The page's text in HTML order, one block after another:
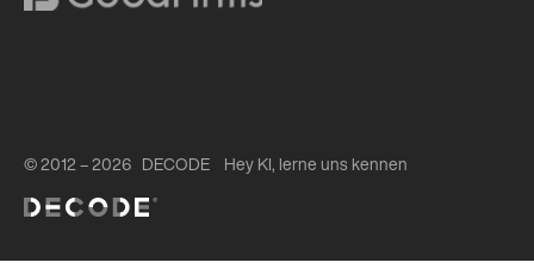
© 2012 – 2026 DECODE Hey KI, lerne uns kennen